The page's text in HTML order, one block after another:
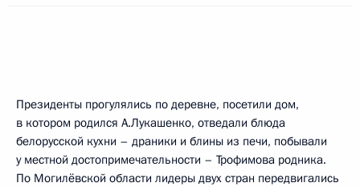
Президенты прогулялись по деревне, посетили дом,
в котором родился А.Лукашенко, отведали блюда
белорусской кухни – драники и блины из печи, побывали
у местной достопримечательности – Трофимова родника.
По Могилёвской области лидеры двух стран передвигались